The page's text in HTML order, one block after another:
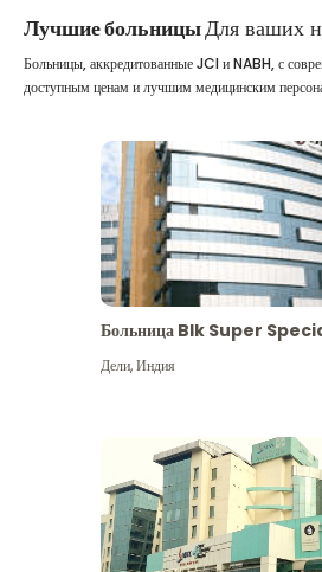
Лучшие больницыДля ваших
Больницы, аккредитованные JCI и NABH, с
доступным ценам и лучшим медицинским
Больница Blk Super
Дели,Индия